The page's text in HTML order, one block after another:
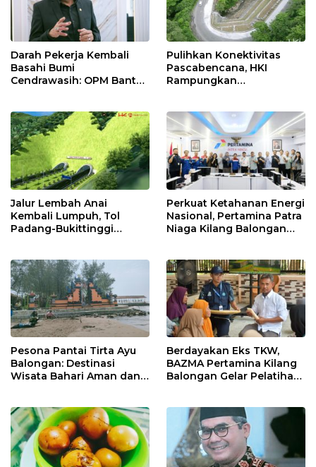
Darah Pekerja Kembali
Basahi Bumi
Cendrawasih: OPM Bantai
Pulihkan Konektivitas
Pascabencana, HKI
Rampungkan
Jalur Lembah Anai
Kembali Lumpuh, Tol
Padang-Bukittinggi
Perkuat Ketahanan Energi
Nasional, Pertamina Patra
Niaga Kilang Balongan
Pesona Pantai Tirta Ayu
Balongan: Destinasi
Wisata Bahari Aman dan
Berdayakan Eks TKW,
BAZMA Pertamina Kilang
Balongan Gelar Pelatihan
Rawadalem